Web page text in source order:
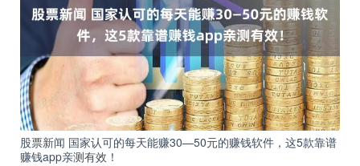
股票新闻 国家认可的每天能赚30—50元的赚钱软件，这5款靠谱
赚钱app亲测有效！